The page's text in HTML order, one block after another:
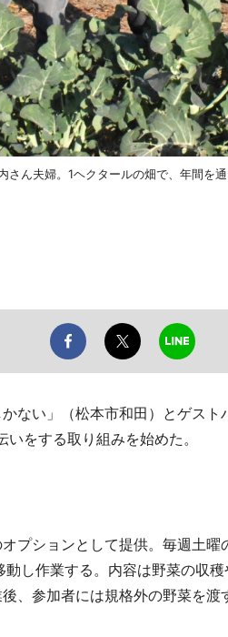
さん夫婦。1ヘクタールの畑で、年間を
ない」（松本市和田）とゲスト
いをする取り組みを始めた。
プションとして提供。毎週土曜
し作業する。内容は野菜の収
、参加者には規格外の野菜を渡